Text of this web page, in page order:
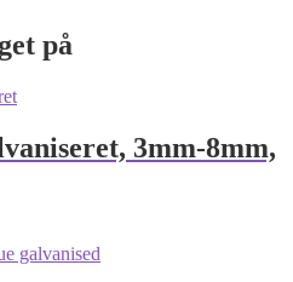
på
3mm-8mm,